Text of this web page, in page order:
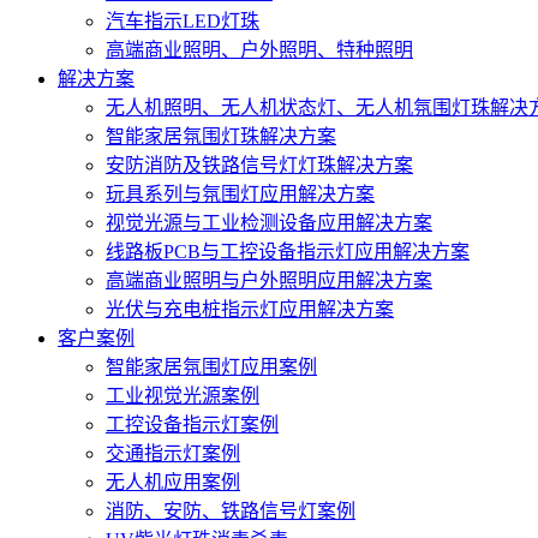
汽车指示LED灯珠
高端商业照明、户外照明、特种照明
解决方案
无人机照明、无人机状态灯、无人机氛围灯珠解决
智能家居氛围灯珠解决方案
安防消防及铁路信号灯灯珠解决方案
玩具系列与氛围灯应用解决方案
视觉光源与工业检测设备应用解决方案
线路板PCB与工控设备指示灯应用解决方案
高端商业照明与户外照明应用解决方案
光伏与充电桩指示灯应用解决方案
客户案例
智能家居氛围灯应用案例
工业视觉光源案例
工控设备指示灯案例
交通指示灯案例
无人机应用案例
消防、安防、铁路信号灯案例